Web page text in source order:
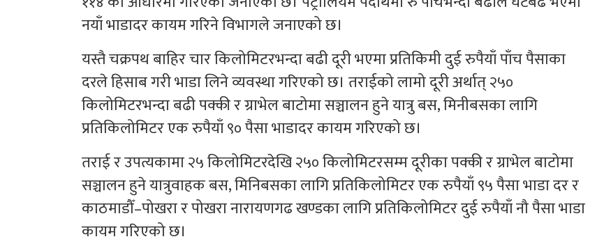
नयाँ भाडादर कायम गरिने विभागले जनाएको छ।
यस्तै चक्रपथ बाहिर चार किलोमिटरभन्दा बढी दूरी भएमा प्रतिकिमी दुई रुपैयाँ पाँच पैसाका
दरले हिसाब गरी भाडा लिने व्यवस्था गरिएको छ। तराईको लामो दूरी अर्थात् २५०
किलोमिटरभन्दा बढी पक्की र ग्राभेल बाटोमा सञ्चालन हुने यात्रु बस, मिनीबसका लागि
प्रतिकिलोमिटर एक रुपैयाँ ९० पैसा भाडादर कायम गरिएको छ।
तराई र उपत्यकामा २५ किलोमिटरदेखि २५० किलोमिटरसम्म दूरीका पक्की र ग्राभेल बाटोमा
सञ्चालन हुने यात्रुवाहक बस, मिनिबसका लागि प्रतिकिलोमिटर एक रुपैयाँ ९५ पैसा भाडा दर र
काठमाडौँ–पोखरा र पोखरा नारायणगढ खण्डका लागि प्रतिकिलोमिटर दुई रुपैयाँ नौ पैसा भाडा
कायम गरिएको छ।